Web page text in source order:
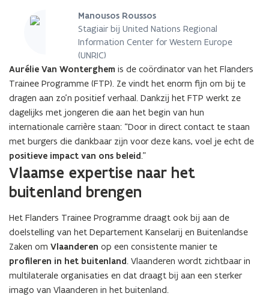
Manousos Roussos
Stagiair bij United Nations Regional
Information Center for Western Europe
(UNRIC)
Aurélie Van Wonterghem is de coördinator van het Flanders
Trainee Programme (FTP). Ze vindt het enorm fijn om bij te
dragen aan zo’n positief verhaal. Dankzij het FTP werkt ze
dagelijks met jongeren die aan het begin van hun
internationale carrière staan: “Door in direct contact te staan
met burgers die dankbaar zijn voor deze kans, voel je echt de
positieve impact van ons beleid.”
Vlaamse expertise naar het
buitenland brengen
Het Flanders Trainee Programme draagt ook bij aan de
doelstelling van het Departement Kanselarij en Buitenlandse
Zaken om Vlaanderen op een consistente manier te
profileren in het buitenland. Vlaanderen wordt zichtbaar in
multilaterale organisaties en dat draagt bij aan een sterker
imago van Vlaanderen in het buitenland.